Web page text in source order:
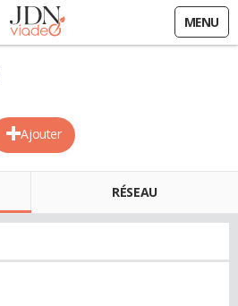
MENU
Ajouter
RÉSEAU